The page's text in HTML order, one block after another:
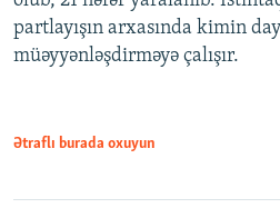
partlayışın arxasında kimin
müəyyənləşdirməyə çalışır.
Ətraflı burada oxuyun